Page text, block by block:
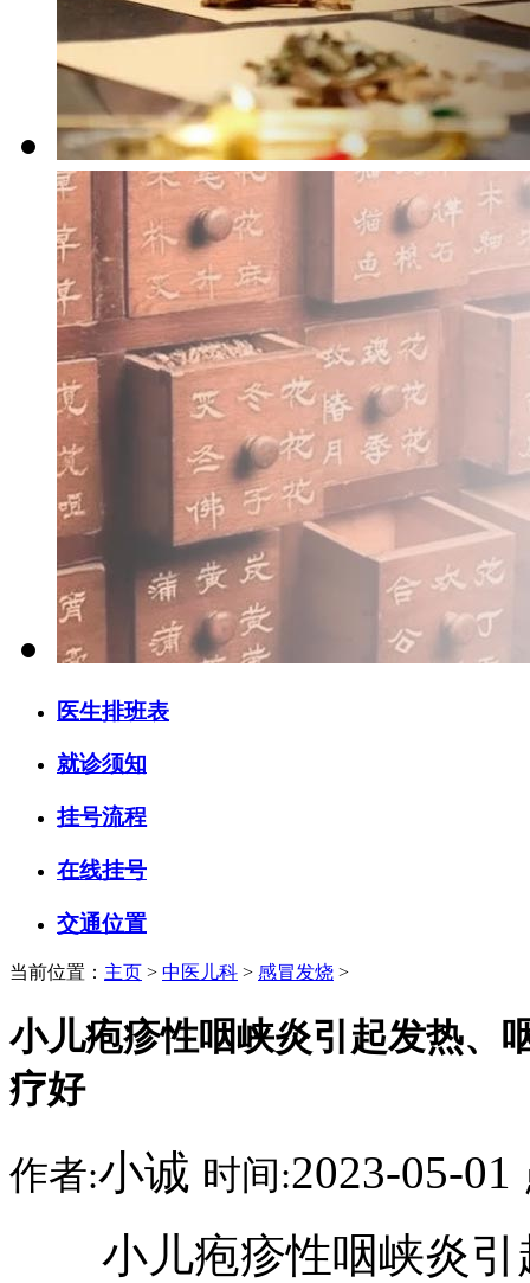
医生排班表
就诊须知
挂号流程
在线挂号
交通位置
当前位置： 主页 > 中医儿科 > 感冒发烧 >
小儿疱疹性咽峡炎引起发热、
疗好
作者:小诚 时间:2023-05-01
小儿疱疹性咽峡炎引